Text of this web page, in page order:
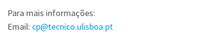
Para mais informações:
Email: cp@tecnico.ulisboa.pt